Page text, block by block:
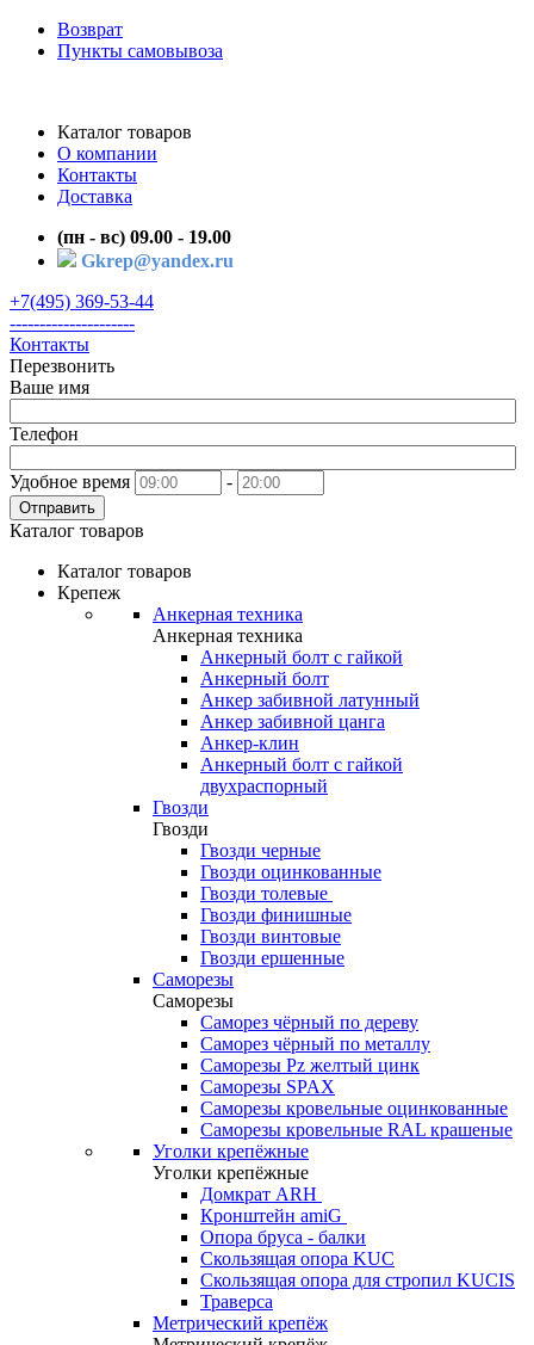
Возврат
Пункты самовывоза
Каталог товаров
О компании
Контакты
Доставка
(пн - вс) 09.00 - 19.00
Gkrep@yandex.ru
+7(495) 369-53-44
---------------------
Контакты
Перезвонить
Ваше имя
Телефон
Удобное время -
Отправить
Каталог товаров
Каталог товаров
Крепеж
Анкерная техника
Анкерная техника
Анкерный болт с гайкой
Анкерный болт
Анкер забивной латунный
Анкер забивной цанга
Анкер-клин
Анкерный болт с гайкой
двухраспорный
Гвозди
Гвозди
Гвозди черные
Гвозди оцинкованные
Гвозди толевые
Гвозди финишные
Гвозди винтовые
Гвозди ершенные
Саморезы
Саморезы
Саморез чёрный по дереву
Саморез чёрный по металлу
Саморезы Pz желтый цинк
Саморезы SPAX
Саморезы кровельные оцинкованные
Саморезы кровельные RAL крашеные
Уголки крепёжные
Уголки крепёжные
Домкрат ARH
Кронштейн amiG
Опора бруса - балки
Скользящая опора KUC
Скользящая опора для стропил KUCIS
Траверса
Метрический крепёж